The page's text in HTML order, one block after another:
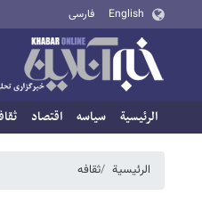
English فارسی
الرئيسية سیاسه اقتصاد
الرئيسية ثقافه